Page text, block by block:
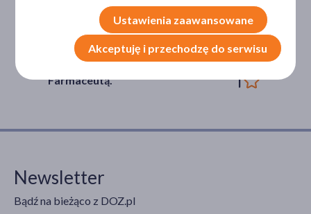
Wsparcie w leczeniu
Farmaceutą.
Newsletter
Bądź na bieżąco z DOZ.pl
Ustawienia zaawansowane
Akceptuję i przechodzę do serwisu